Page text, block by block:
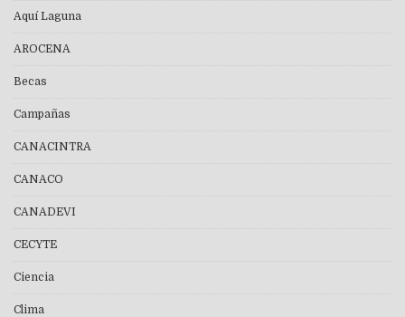
Aquí Laguna
AROCENA
Becas
Campañas
CANACINTRA
CANACO
CANADEVI
CECYTE
Ciencia
Clima